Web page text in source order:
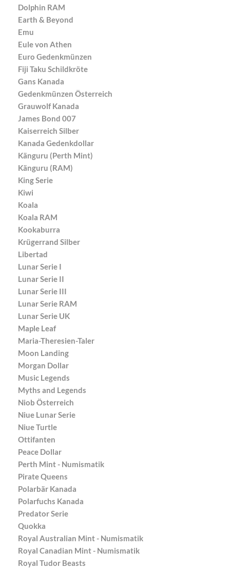
Dolphin RAM
Earth & Beyond
Emu
Eule von Athen
Euro Gedenkmünzen
Fiji Taku Schildkröte
Gans Kanada
Gedenkmünzen Österreich
Grauwolf Kanada
James Bond 007
Kaiserreich Silber
Kanada Gedenkdollar
Känguru (Perth Mint)
Känguru (RAM)
King Serie
Kiwi
Koala
Koala RAM
Kookaburra
Krügerrand Silber
Libertad
Lunar Serie I
Lunar Serie II
Lunar Serie III
Lunar Serie RAM
Lunar Serie UK
Maple Leaf
Maria-Theresien-Taler
Moon Landing
Morgan Dollar
Music Legends
Myths and Legends
Niob Österreich
Niue Lunar Serie
Niue Turtle
Ottifanten
Peace Dollar
Perth Mint - Numismatik
Pirate Queens
Polarbär Kanada
Polarfuchs Kanada
Predator Serie
Quokka
Royal Australian Mint - Numismatik
Royal Canadian Mint - Numismatik
Royal Tudor Beasts